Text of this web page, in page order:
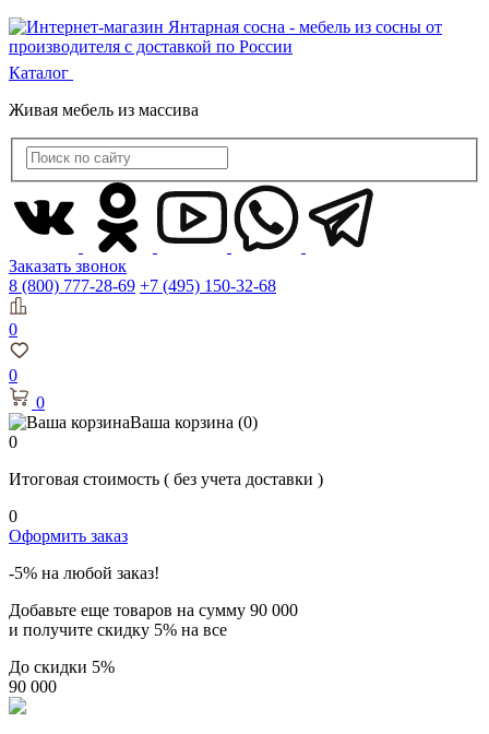
Каталог
Живая мебель из массива
Заказать звонок
8 (800) 777-28-69 +7 (495) 150-32-68
0
0
0
Ваша корзина (0)
0
Итоговая стоимость ( без учета доставки )
0
Оформить заказ
-5% на любой заказ!
Добавьте еще товаров на сумму 90 000
и получите скидку 5% на все
До скидки 5%
90 000